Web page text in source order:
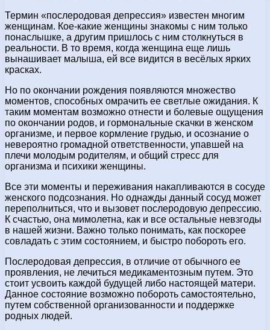
Термин «послеродовая депрессия» известен многим
женщинам. Кое-какие женщины знакомы с ним только
понаслышке, а другим пришлось с ним столкнуться в
реальности. В то время, когда женщина еще лишь
вынашивает малыша, ей все видится в весёлых ярких
красках.
Но по окончании рождения появляются множество
моментов, способных омрачить ее светлые ожидания. К
таким моментам возможно отнести и болевые ощущения
по окончании родов, и гормональные скачки в женском
организме, и первое кормление грудью, и осознание о
невероятно громадной ответственности, упавшей на
плечи молодым родителям, и общий стресс для
организма и психики женщины.
Все эти моменты и переживания накапливаются в сосуде
женского подсознания. Но однажды данный сосуд может
переполниться, что и вызовет послеродовую депрессию.
К счастью, она мимолетна, как и все остальные невзгоды
в нашей жизни. Важно только понимать, как поскорее
совладать с этим состоянием, и быстро побороть его.
Послеродовая депрессия, в отличие от обычного ее
проявления, не лечиться медикаментозным путем. Это
стоит усвоить каждой будущей либо настоящей матери.
Данное состояние возможно побороть самостоятельно,
путем собственной организованности и поддержке
родных людей.